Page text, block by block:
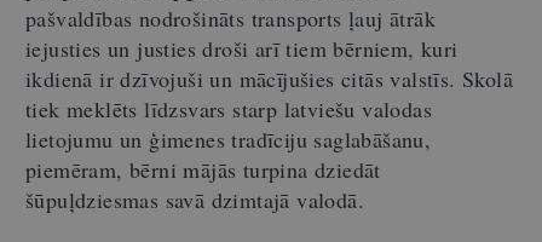
pašvaldības nodrošināts transports ļauj ātrāk
iejusties un justies droši arī tiem bērniem, kuri
ikdienā ir dzīvojuši un mācījušies citās valstīs. Skolā
tiek meklēts līdzsvars starp latviešu valodas
lietojumu un ģimenes tradīciju saglabāšanu,
piemēram, bērni mājās turpina dziedāt
šūpuļdziesmas savā dzimtajā valodā.